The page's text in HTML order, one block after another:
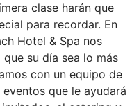
clase harán que
para recordar. En
Hotel & Spa nos
su día sea lo más
con un equipo de
que le ayudará